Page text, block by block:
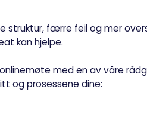
struktur, færre feil og mer
kan hjelpe.
med en av våre
og prosessene dine: